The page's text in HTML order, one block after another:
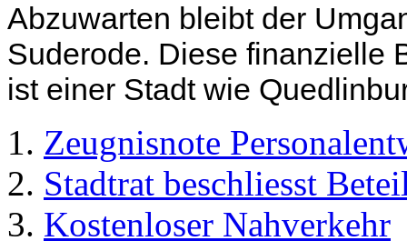
Abzuwarten bleibt der
Suderode. Diese finanzielle
ist einer Stadt wie
Zeugnisnote
Stadtrat beschliesst
Kostenloser Nahverkehr